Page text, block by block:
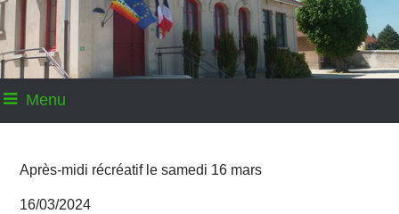
Menu
Après-midi récréatif le samedi 16 mars
16/03/2024